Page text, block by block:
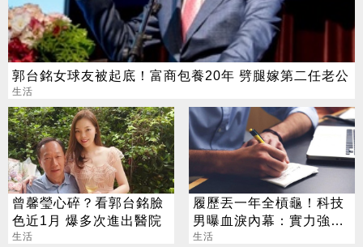
郭台銘女球友被起底！富商包養20年 劈腿嫁第二任老公
生活
曾馨瑩心碎？看郭台銘臉
色近1月 爆多次進出醫院
生活
履歷丟一年全槓龜！科技
男曝血淚內幕：實力強也
沒用
生活